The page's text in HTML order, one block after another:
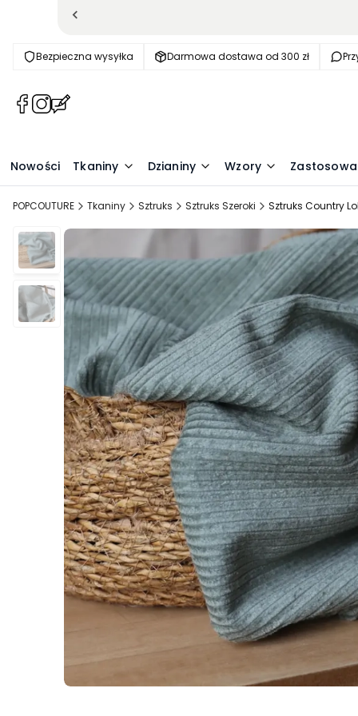
Bezpieczna wysyłka Darmowa dostawa od 300 zł
(Otwiera
nowej
(Otwiera
nowej
(Otwiera
nowej
Nowości Tkaniny Dzianiny Wzory
POPCOUTURE Tkaniny Sztruks Sztruks Szeroki Sztruks Country